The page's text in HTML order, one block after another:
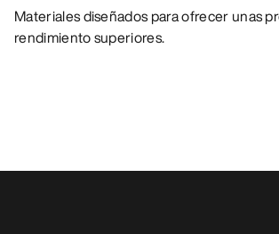
Materiales diseñados para ofrecer unas
rendimiento superiores.